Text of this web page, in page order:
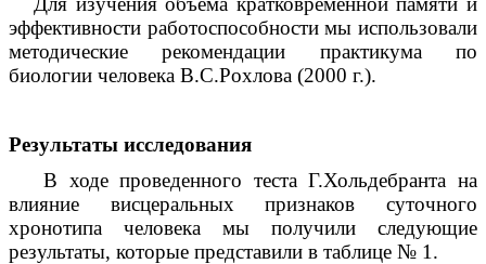
эффективности работоспособности мы использовали
методические рекомендации практикума по
биологии человека В.С.Рохлова (2000 г.).
Результаты исследования
В ходе проведенного теста Г.Хольдебранта на
влияние висцеральных признаков суточного
хронотипа человека мы получили следующие
результаты, которые представили в таблице № 1.